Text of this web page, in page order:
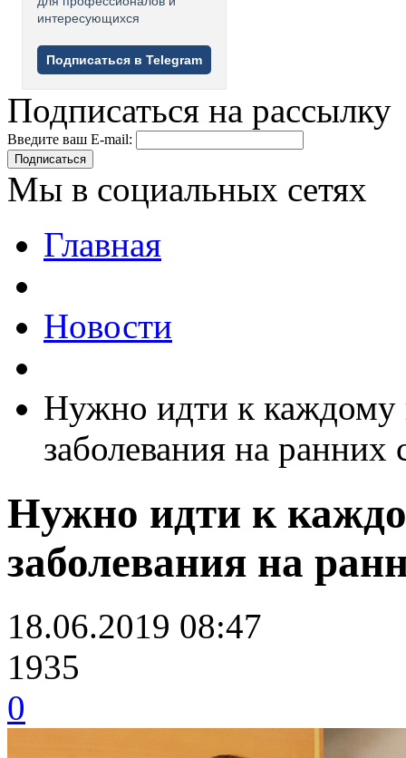
интересующихся
Подписаться в Telegram
Подписаться на рассылку
Введите ваш E-mail:
Подписаться
Мы в социальных сетях
Главная
Новости
Нужно идти к каждому
заболевания на ранних
Нужно идти к
заболевания на
18.06.2019 08:47
1935
0